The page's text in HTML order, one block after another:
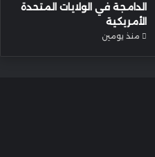
الدامجة في الولايات المتحدة
الأمريكية
منذ يومين